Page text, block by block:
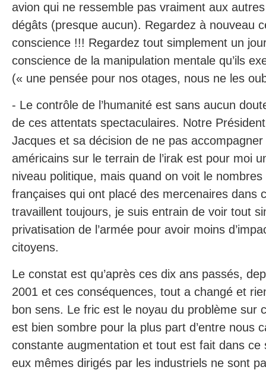
avion qui ne ressemble pas vraiment aux
dégâts (presque aucun). Regardez à nouveau
conscience !!! Regardez tout simplement un
conscience de la manipulation mentale qu’ils
(« une pensée pour nos otages, nous ne les
- Le contrôle de l’humanité est sans aucun
de ces attentats spectaculaires. Notre Président
Jacques et sa décision de ne pas
américains sur le terrain de l’irak est pour moi
niveau politique, mais quand on voit le
françaises qui ont placé des mercenaires dans
travaillent toujours, je suis entrain de voir tout
privatisation de l’armée pour avoir moins
citoyens.
Le constat est qu’après ces dix ans passés,
2001 et ces conséquences, tout a changé et
bon sens. Le fric est le noyau du problème sur
est bien sombre pour la plus part d’entre nous
constante augmentation et tout est fait dans ce
eux mêmes dirigés par les industriels ne sont